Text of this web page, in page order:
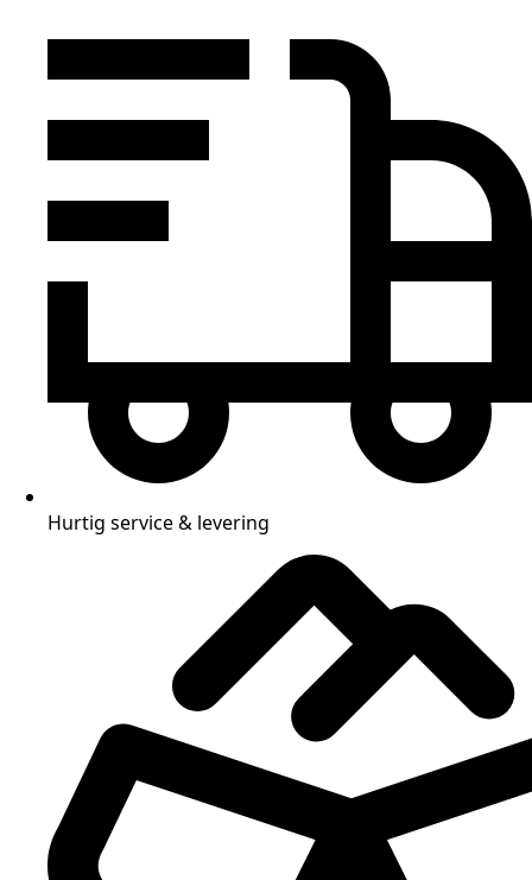
Hurtig service & levering